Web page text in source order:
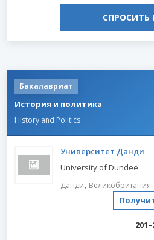
СПРОСИТЬ
Бакалавриат
История и политика
History and Politics
Университет Данди
University of Dundee
Данди, Великобритания